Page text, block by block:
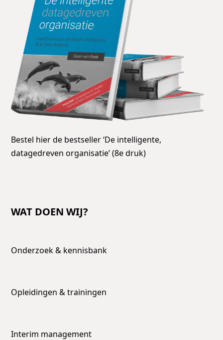
Bestel hier de bestseller ‘De intelligente,
datagedreven organisatie’ (8e druk)
WAT DOEN WIJ?
Onderzoek & kennisbank
Opleidingen & trainingen
Interim management